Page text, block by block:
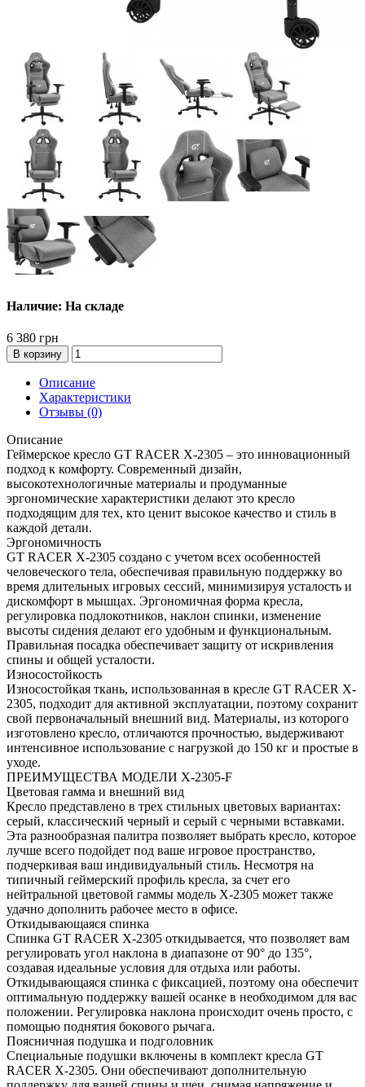
Наличие: На складе
6 380 грн
В корзину
Описание
Характеристики
Отзывы (0)
Описание
Геймерское кресло GT RACER X-2305 – это инновационный
подход к комфорту. Современный дизайн,
высокотехнологичные материалы и продуманные
эргономические характеристики делают это кресло
подходящим для тех, кто ценит высокое качество и стиль в
каждой детали.
Эргономичность
GT RACER X-2305 создано с учетом всех особенностей
человеческого тела, обеспечивая правильную поддержку во
время длительных игровых сессий, минимизируя усталость и
дискомфорт в мышцах. Эргономичная форма кресла,
регулировка подлокотников, наклон спинки, изменение
высоты сидения делают его удобным и функциональным.
Правильная посадка обеспечивает защиту от искривления
спины и общей усталости.
Износостойкость
Износостойкая ткань, использованная в кресле GT RACER X-
2305, подходит для активной эксплуатации, поэтому сохранит
свой первоначальный внешний вид. Материалы, из которого
изготовлено кресло, отличаются прочностью, выдерживают
интенсивное использование с нагрузкой до 150 кг и простые в
уходе.
ПРЕИМУЩЕСТВА МОДЕЛИ X-2305-F
Цветовая гамма и внешний вид
Кресло представлено в трех стильных цветовых вариантах:
серый, классический черный и серый с черными вставками.
Эта разнообразная палитра позволяет выбрать кресло, которое
лучше всего подойдет под ваше игровое пространство,
подчеркивая ваш индивидуальный стиль. Несмотря на
типичный геймерский профиль кресла, за счет его
нейтральной цветовой гаммы модель Х-2305 может также
удачно дополнить рабочее место в офисе.
Откидывающаяся спинка
Спинка GT RACER X-2305 откидывается, что позволяет вам
регулировать угол наклона в диапазоне от 90° до 135°,
создавая идеальные условия для отдыха или работы.
Откидывающаяся спинка с фиксацией, поэтому она обеспечит
оптимальную поддержку вашей осанке в необходимом для вас
положении. Регулировка наклона происходит очень просто, с
помощью поднятия бокового рычага.
Поясничная подушка и подголовник
Специальные подушки включены в комплект кресла GT
RACER X-2305. Они обеспечивают дополнительную